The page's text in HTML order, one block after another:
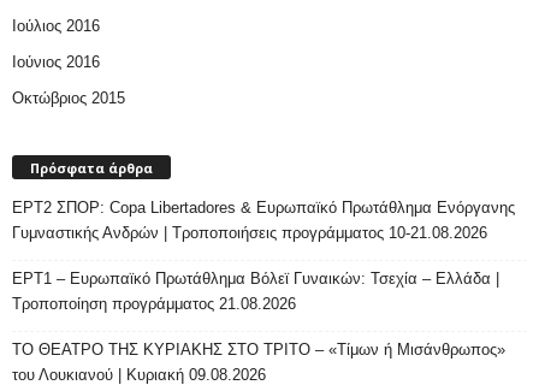
Ιούλιος 2016
Ιούνιος 2016
Οκτώβριος 2015
Πρόσφατα άρθρα
ΕΡΤ2 ΣΠΟΡ: Copa Libertadores & Ευρωπαϊκό Πρωτάθλημα Ενόργανης
Γυμναστικής Ανδρών | Τροποποιήσεις προγράμματος 10-21.08.2026
ΕΡΤ1 – Ευρωπαϊκό Πρωτάθλημα Βόλεϊ Γυναικών: Τσεχία – Ελλάδα |
Τροποποίηση προγράμματος 21.08.2026
ΤΟ ΘΕΑΤΡΟ ΤΗΣ ΚΥΡΙΑΚΗΣ ΣΤΟ ΤΡΙΤΟ – «Τίμων ή Μισάνθρωπος»
του Λουκιανού | Κυριακή 09.08.2026